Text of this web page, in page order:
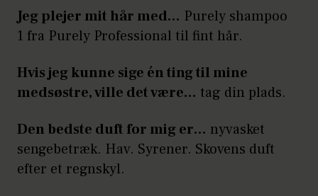
Jeg plejer mit hår med… Purely shampoo
1 fra Purely Professional til fint hår.
Hvis jeg kunne sige én ting til mine
medsøstre, ville det være… tag din plads.
Den bedste duft for mig er… nyvasket
sengebetræk. Hav. Syrener. Skovens duft
efter et regnskyl.